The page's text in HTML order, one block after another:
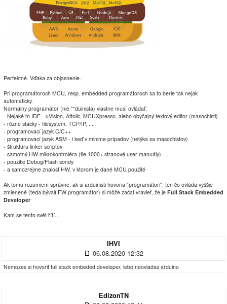
Perfektné. Vďaka za objasnenie.
Pri programátoroch MCU, resp. embedded programátoroch sa to berie tak nejak
automaticky.
Normálny programátor (nie **duinista) vlastne musí ovládať:
- Nejaké to IDE - uVision, Attolic, MCUXpresso, alebo obyčajný textový editor (masochisti)
- rôzne stacky - filesystem, TCP/IP, ....
- programovací jazyk C/C++
- programovací jazyk ASM - i keď v minime prípadov (netýka sa masochistov)
- štruktúru linker scriptov
- samotný HW mikrokontroléra (tie 1000+ stranové user manuály)
- použitie Debug/Flash sondy
- a samozrejme znalosť HW, v ktorom je dané MCU použité
Ak tomu rozumiem správne, ak si arduinisti hovoria "programátori", ten čo ovláda vyššie
zmienené (teda bývalí FW programátor) si môže začať vravieť, že je Full Stack Embedded
Developer
Kam se tento svět řítí....
IHVI
06.08.2020-12:32
Nemozes si hovorit full stack embeded developer, lebo neovladas arduino
EdizonTN